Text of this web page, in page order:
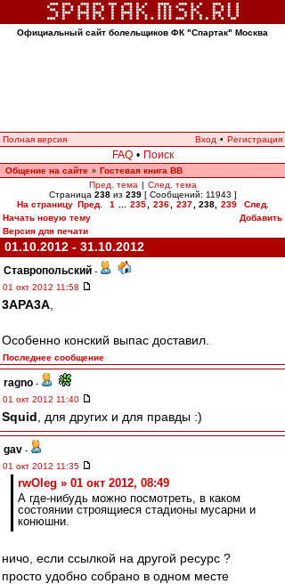
Официальный сайт болельщиков ФК "Спартак" Москва
Полная версия Вход • Регистрация
FAQ • Поиск
Общение на сайте » Гостевая книга ВВ
Пред. тема | След. тема
Страница 238из 239[ Сообщений: 11943 ]
На страницу Пред. 1 235 236 237 238, 239
След.
Начать новую тему
Добавить
Версия для печати
01.10.2012 - 31.10.2012
Ставропольский -
01 окт 2012 11:58
3APA3A
Особенно конский выпас доставил.
Последнее сообщение
ragno -
01 окт 2012 11:40
Squid , для других и для правды :)
gav -
01 окт 2012 11:35
rwOleg » 01 окт 2012, 08:49
А где-нибудь можно посмотреть, в каком
состоянии строящиеся стадионы мусарни и
конюшни.
ничо, если ссылкой на другой ресурс ?
просто удобно собрано в одном месте